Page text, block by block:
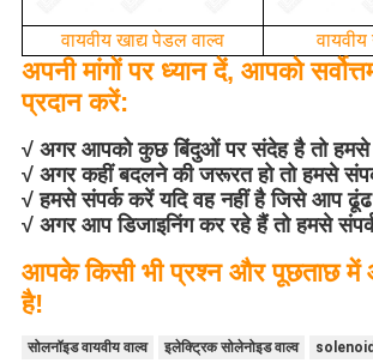
वायवीय खाद्य पेडल वाल्व
अपनी मांगों पर ध्यान दें, आपको
प्रदान करें:
√ अगर आपको कुछ बिंदुओं पर संदेह है तो हमसे
√ अगर कहीं बदलने की जरूरत हो तो हमसे
√ हमसे संपर्क करें यदि वह नहीं है जिसे आप
√ अगर आप डिजाइनिंग कर रहे हैं तो हमसे
आपके किसी भी प्रश्न और पूछताछ में
है!
सोलनॉइड वायवीय वाल्व इलेक्ट्रिक सोलेनोइड वाल्व solenoid